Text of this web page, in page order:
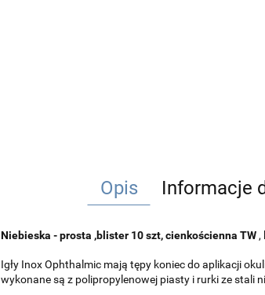
Opis Informacje
Niebieska - prosta ,blister 10 szt, cienkościenna TW,
Igły Inox Ophthalmic mają tępy koniec do aplikacji
wykonane są z polipropylenowej piasty i rurki ze stali